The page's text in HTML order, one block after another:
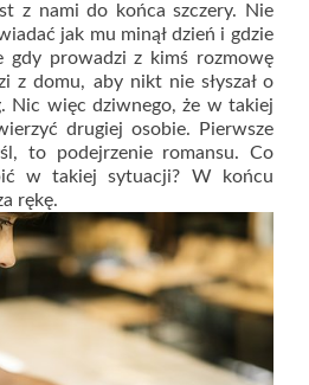
z nami do końca szczery. Nie
jak mu minął dzień i gdzie
gdy prowadzi z kimś rozmowę
z domu, aby nikt nie słyszał o
Nic więc dziwnego, że w takiej
drugiej osobie. Pierwsze
to podejrzenie romansu. Co
w takiej sytuacji? W końcu
rękę.